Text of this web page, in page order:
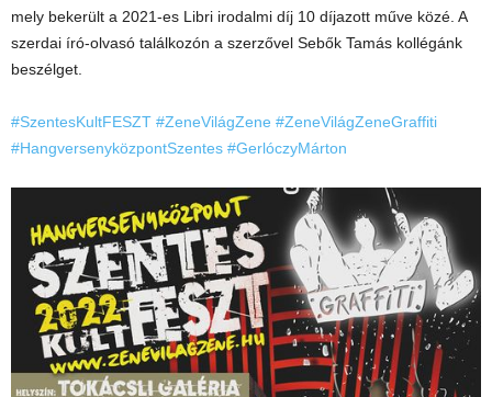
mely bekerült a 2021-es Libri irodalmi díj 10 díjazott műve közé. A
szerdai író-olvasó találkozón a szerzővel Sebők Tamás kollégánk
beszélget.
#SzentesKultFESZT #ZeneVilágZene #ZeneVilágZeneGraffiti
#HangversenyközpontSzentes #GerlóczyMárton